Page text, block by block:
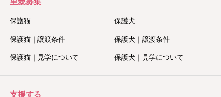
保護猫 保護犬
保護猫｜譲渡条件 保護犬｜譲渡条件
保護猫｜見学について 保護犬｜見学について
支援する